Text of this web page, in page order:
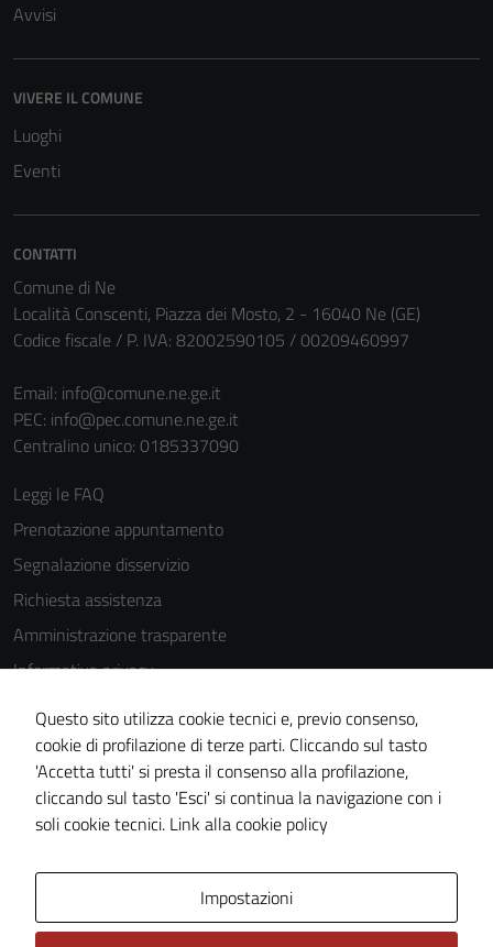
Avvisi
VIVERE IL COMUNE
Luoghi
Eventi
CONTATTI
Comune di Ne
Località Conscenti, Piazza dei Mosto, 2 - 16040 Ne (GE)
Codice fiscale / P. IVA: 82002590105 / 00209460997
Email: info@comune.ne.ge.it
PEC: info@pec.comune.ne.ge.it
Centralino unico: 0185337090
Leggi le FAQ
Prenotazione appuntamento
Segnalazione disservizio
Richiesta assistenza
Amministrazione trasparente
Informativa privacy
Cookie Policy
Note legali
Dichiarazione di accessibilità
Piano di miglioramento del sito
Questo sito utilizza cookie tecnici e, previo consenso,
cookie di profilazione di terze parti. Cliccando sul tasto
'Accetta tutti' si presta il consenso alla profilazione,
cliccando sul tasto 'Esci' si continua la navigazione con i
soli cookie tecnici. Link alla cookie policy
Impostazioni
del sito e non
essere
disabilitati.
Questi cookie
non raccolgono
informazioni